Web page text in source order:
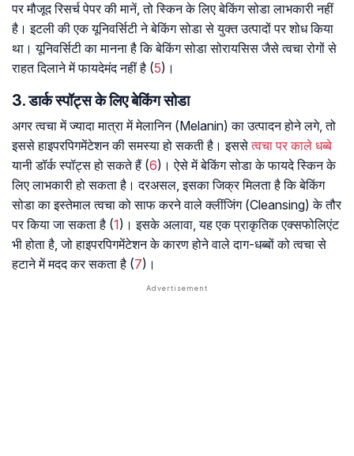
पर मौजूद रिसर्च पेपर की मानें, तो स्किन के लिए बेकिंग सोडा लाभकारी नहीं
है। इटली की एक यूनिवर्सिटी ने बेकिंग सोडा से युक्त उत्पादों पर शोध किया
था। यूनिवर्सिटी का मानना है कि बेकिंग सोडा सोरायसिस जैसे त्वचा रोगों से
राहत दिलाने में फायदेमंद नहीं है (5)।
3. डार्क स्पॉट्स के लिए बेकिंग सोडा
अगर त्वचा में ज्यादा मात्रा में मेलानिन (​Melanin) का उत्पादन होने लगे, तो
इससे हाइपरपिगमेंटेशन की समस्या हो सकती है। इससेत्वचा पर काले धब्बे
यानी डॉर्क स्पॉट्स हो सकते हैं (6)। ऐसे में बेकिंग सोडा के फायदे स्किन के
लिए लाभकारी हो सकता है। दरअसल, इसका जिक्र मिलता है कि बेकिंग
सोडा का इस्तेमाल त्वचा को साफ करने वाले क्लींजिंग (Cleansing) के तौर
पर किया जा सकता है (1)। इसके अलावा, यह एक प्राकृतिक एक्सफोलिएंट
भी होता है, जो हाइपरपिगमेंटेशन के कारण होने वाले दाग-धब्बों को त्वचा से
हटाने में मदद कर सकता है (7)।